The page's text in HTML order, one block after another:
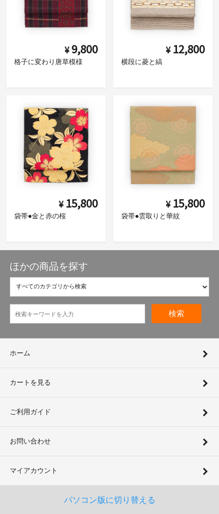
¥ 9,800
格子に変わり唐草模様
¥ 12,800
横段に菱と縞
¥ 15,800
袋帯●金と赤の桜
¥ 15,800
袋帯●雲取りと華紋
ほかの商品を探す
検索
ホーム
カートを見る
ご利用ガイド
お問い合わせ
マイアカウント
パソコン版に切り替える